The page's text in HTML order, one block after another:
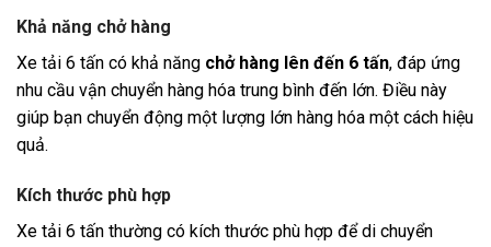
Khả năng chở hàng
Xe tải 6 tấn có khả năng chở hàng lên đến 6 tấn, đáp ứng
nhu cầu vận chuyển hàng hóa trung bình đến lớn. Điều này
giúp bạn chuyển động một lượng lớn hàng hóa một cách hiệu
quả.
Kích thước phù hợp
Xe tải 6 tấn thường có kích thước phù hợp để di chuyển